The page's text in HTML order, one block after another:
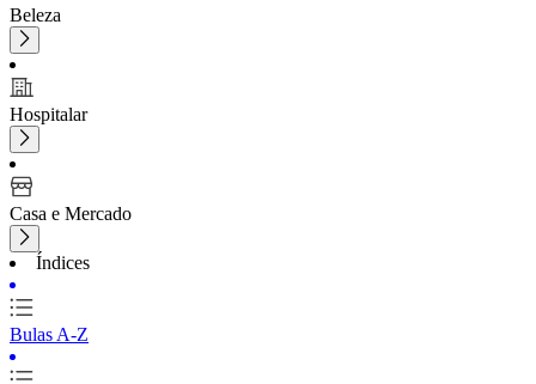
Beleza
Hospitalar
Casa e Mercado
Índices
Bulas A-Z